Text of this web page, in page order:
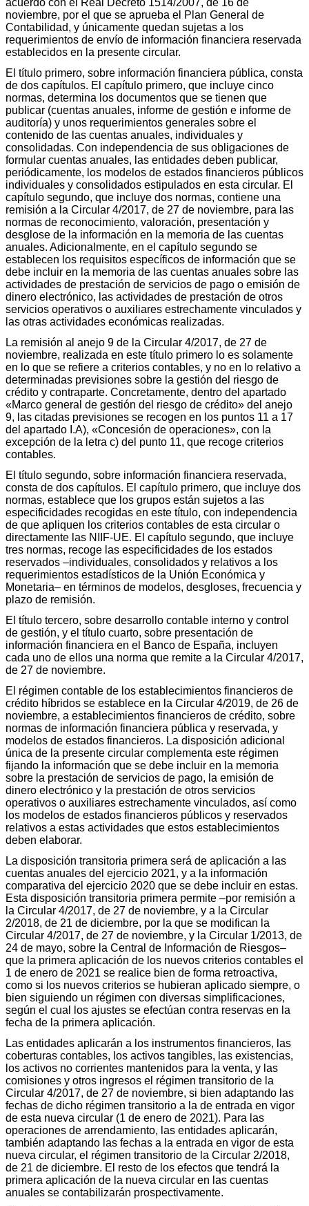
acuerdo con el Real Decreto 1514/2007, de 16 de
noviembre, por el que se aprueba el Plan General de
Contabilidad, y únicamente quedan sujetas a los
requerimientos de envío de información financiera reservada
establecidos en la presente circular.
El título primero, sobre información financiera pública, consta
de dos capítulos. El capítulo primero, que incluye cinco
normas, determina los documentos que se tienen que
publicar (cuentas anuales, informe de gestión e informe de
auditoría) y unos requerimientos generales sobre el
contenido de las cuentas anuales, individuales y
consolidadas. Con independencia de sus obligaciones de
formular cuentas anuales, las entidades deben publicar,
periódicamente, los modelos de estados financieros públicos
individuales y consolidados estipulados en esta circular. El
capítulo segundo, que incluye dos normas, contiene una
remisión a la Circular 4/2017, de 27 de noviembre, para las
normas de reconocimiento, valoración, presentación y
desglose de la información en la memoria de las cuentas
anuales. Adicionalmente, en el capítulo segundo se
establecen los requisitos específicos de información que se
debe incluir en la memoria de las cuentas anuales sobre las
actividades de prestación de servicios de pago o emisión de
dinero electrónico, las actividades de prestación de otros
servicios operativos o auxiliares estrechamente vinculados y
las otras actividades económicas realizadas.
La remisión al anejo 9 de la Circular 4/2017, de 27 de
noviembre, realizada en este título primero lo es solamente
en lo que se refiere a criterios contables, y no en lo relativo a
determinadas previsiones sobre la gestión del riesgo de
crédito y contraparte. Concretamente, dentro del apartado
«Marco general de gestión del riesgo de crédito» del anejo
9, las citadas previsiones se recogen en los puntos 11 a 17
del apartado I.A), «Concesión de operaciones», con la
excepción de la letra c) del punto 11, que recoge criterios
contables.
El título segundo, sobre información financiera reservada,
consta de dos capítulos. El capítulo primero, que incluye dos
normas, establece que los grupos están sujetos a las
especificidades recogidas en este título, con independencia
de que apliquen los criterios contables de esta circular o
directamente las NIIF-UE. El capítulo segundo, que incluye
tres normas, recoge las especificidades de los estados
reservados –individuales, consolidados y relativos a los
requerimientos estadísticos de la Unión Económica y
Monetaria– en términos de modelos, desgloses, frecuencia y
plazo de remisión.
El título tercero, sobre desarrollo contable interno y control
de gestión, y el título cuarto, sobre presentación de
información financiera en el Banco de España, incluyen
cada uno de ellos una norma que remite a la Circular 4/2017,
de 27 de noviembre.
El régimen contable de los establecimientos financieros de
crédito híbridos se establece en la Circular 4/2019, de 26 de
noviembre, a establecimientos financieros de crédito, sobre
normas de información financiera pública y reservada, y
modelos de estados financieros. La disposición adicional
única de la presente circular complementa este régimen
fijando la información que se debe incluir en la memoria
sobre la prestación de servicios de pago, la emisión de
dinero electrónico y la prestación de otros servicios
operativos o auxiliares estrechamente vinculados, así como
los modelos de estados financieros públicos y reservados
relativos a estas actividades que estos establecimientos
deben elaborar.
La disposición transitoria primera será de aplicación a las
cuentas anuales del ejercicio 2021, y a la información
comparativa del ejercicio 2020 que se debe incluir en estas.
Esta disposición transitoria primera permite –por remisión a
la Circular 4/2017, de 27 de noviembre, y a la Circular
2/2018, de 21 de diciembre, por la que se modifican la
Circular 4/2017, de 27 de noviembre, y la Circular 1/2013, de
24 de mayo, sobre la Central de Información de Riesgos–
que la primera aplicación de los nuevos criterios contables el
1 de enero de 2021 se realice bien de forma retroactiva,
como si los nuevos criterios se hubieran aplicado siempre, o
bien siguiendo un régimen con diversas simplificaciones,
según el cual los ajustes se efectúan contra reservas en la
fecha de la primera aplicación.
Las entidades aplicarán a los instrumentos financieros, las
coberturas contables, los activos tangibles, las existencias,
los activos no corrientes mantenidos para la venta, y las
comisiones y otros ingresos el régimen transitorio de la
Circular 4/2017, de 27 de noviembre, si bien adaptando las
fechas de dicho régimen transitorio a la de entrada en vigor
de esta nueva circular (1 de enero de 2021). Para las
operaciones de arrendamiento, las entidades aplicarán,
también adaptando las fechas a la entrada en vigor de esta
nueva circular, el régimen transitorio de la Circular 2/2018,
de 21 de diciembre. El resto de los efectos que tendrá la
primera aplicación de la nueva circular en las cuentas
anuales se contabilizarán prospectivamente.